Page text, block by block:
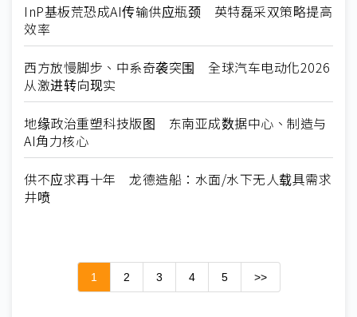
InP基板荒恐成AI传输供应瓶颈 英特磊采双策略提高
效率
西方放慢脚步、中系奇袭突围 全球汽车电动化2026
从激进转向现实
地缘政治重塑科技版图 东南亚成数据中心、制造与
AI角力核心
供不应求再十年 龙德造船：水面/水下无人载具需求
井喷
1 2 3 4 5 >>